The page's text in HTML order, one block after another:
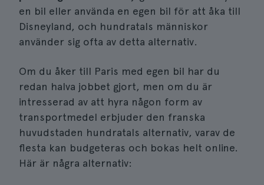
en bil eller använda en egen bil för att åka till
Disneyland, och hundratals människor
använder sig ofta av detta alternativ.
Om du åker till Paris med egen bil har du
redan halva jobbet gjort, men om du är
intresserad av att hyra någon form av
transportmedel erbjuder den franska
huvudstaden hundratals alternativ, varav de
flesta kan budgeteras och bokas helt online.
Här är några alternativ: